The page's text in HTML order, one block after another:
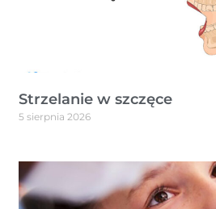
Strzelanie w szczęce
5 sierpnia 2026